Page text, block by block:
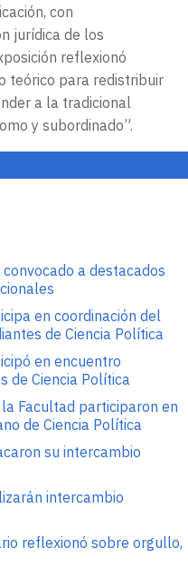
con
jurídica de los
reflexionó
teórico para redistribuir
a la tradicional
y subordinado”.
a destacados
en coordinación del
de Ciencia Política
en encuentro
de Ciencia Política
Facultad participaron en
de Ciencia Política
su intercambio
intercambio
reflexionó sobre orgullo,